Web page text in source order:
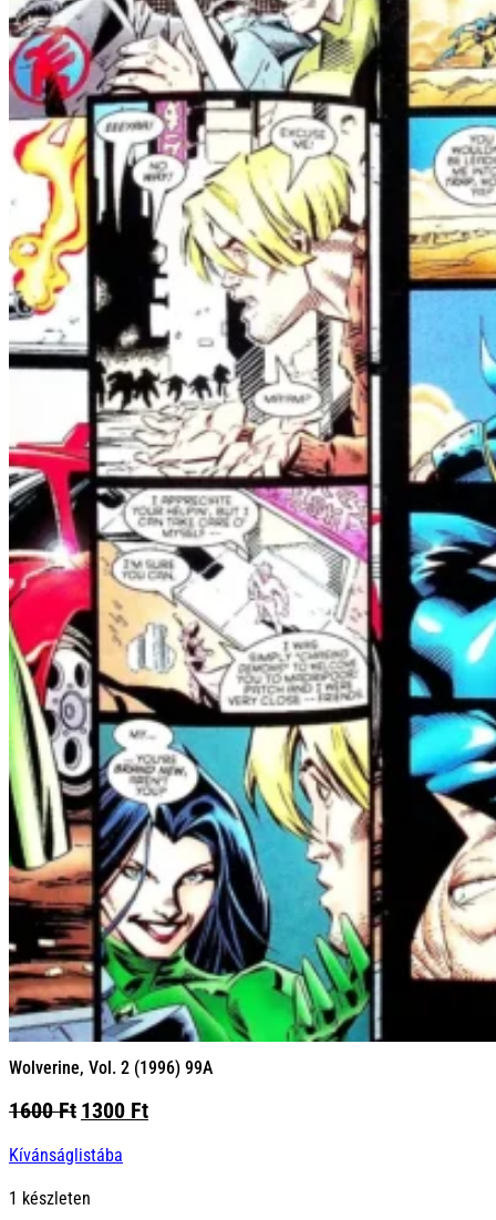
Wolverine, Vol. 2 (1996) 99A
1600Ft Original
was:
1300 FtCurrent
Kívánságlistába
1 készleten